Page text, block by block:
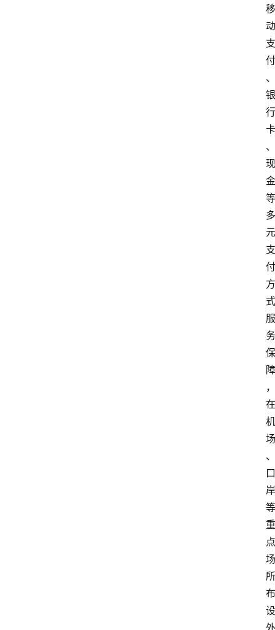
移
动
支
付
、
银
行
卡
、
现
金
等
多
元
支
付
方
式
服
务
保
障
，
在
机
场
、
口
岸
等
重
点
场
所
布
设
外